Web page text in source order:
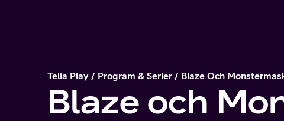
Telia Play Program & Serier Blaze Och
Blaze och